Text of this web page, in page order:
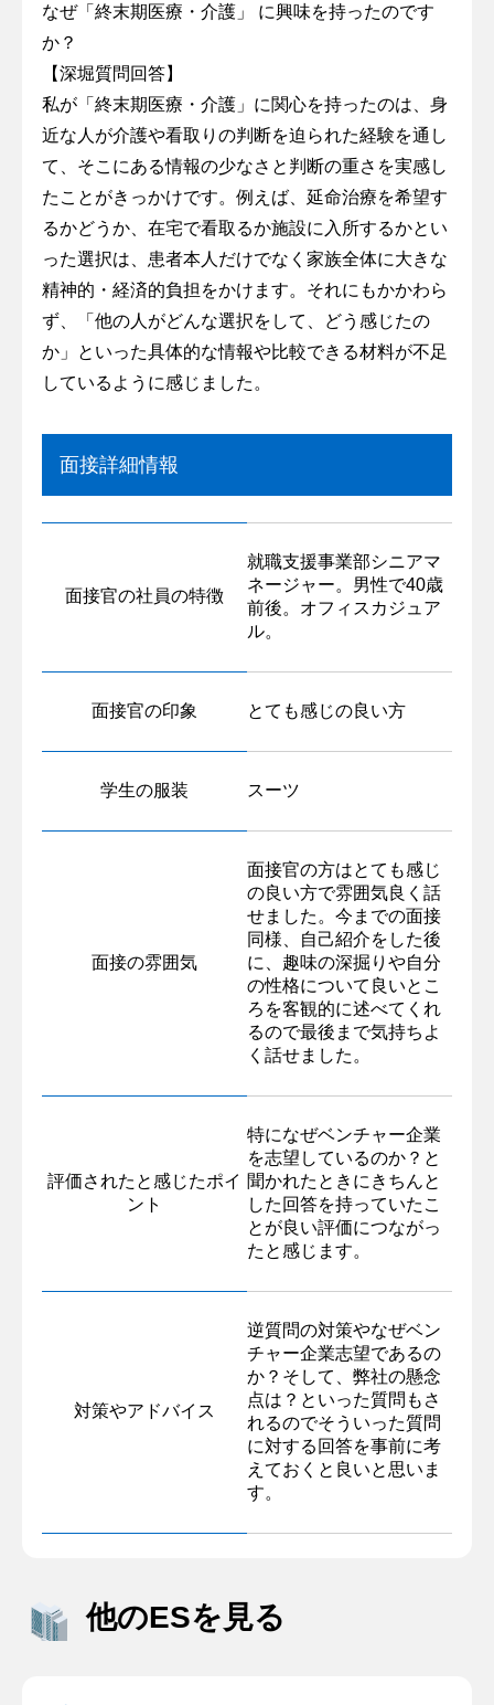
なぜ「終末期医療・介護」 に興味を持ったのです
か？
【深堀質問回答】
私が「終末期医療・介護」に関心を持ったのは、身
近な人が介護や看取りの判断を迫られた経験を通し
て、そこにある情報の少なさと判断の重さを実感し
たことがきっかけです。例えば、延命治療を希望す
るかどうか、在宅で看取るか施設に入所するかとい
った選択は、患者本人だけでなく家族全体に大きな
精神的・経済的負担をかけます。それにもかかわら
ず、「他の人がどんな選択をして、どう感じたの
か」といった具体的な情報や比較できる材料が不足
しているように感じました。
面接詳細情報
面接官の社員の特徴
就職支援事業部シニアマ
ネージャー。男性で40歳
前後。オフィスカジュア
ル。
面接官の印象 とても感じの良い方
学生の服装 スーツ
面接の雰囲気
面接官の方はとても感じ
の良い方で雰囲気良く話
せました。今までの面接
同様、自己紹介をした後
に、趣味の深掘りや自分
の性格について良いとこ
ろを客観的に述べてくれ
るので最後まで気持ちよ
く話せました。
評価されたと感じたポイ
ント
特になぜベンチャー企業
を志望しているのか？と
聞かれたときにきちんと
した回答を持っていたこ
とが良い評価につながっ
たと感じます。
対策やアドバイス
逆質問の対策やなぜベン
チャー企業志望であるの
か？そして、弊社の懸念
点は？といった質問もさ
れるのでそういった質問
に対する回答を事前に考
えておくと良いと思いま
す。
他のESを見る